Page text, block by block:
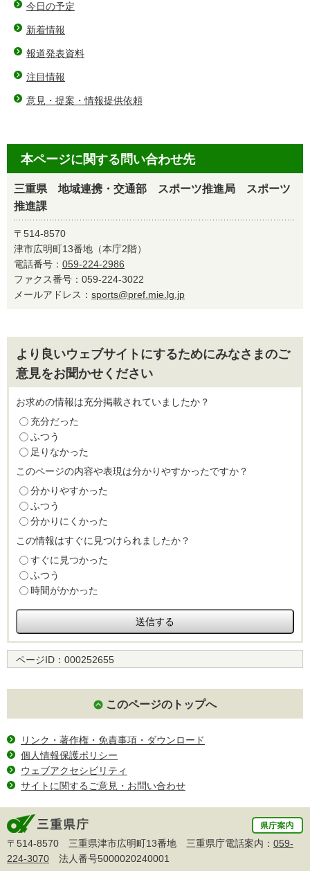
今日の予定
新着情報
報道発表資料
注目情報
意見・提案・情報提供依頼
本ページに関する問い合わせ先
三重県 地域連携・交通部 スポーツ推進局 スポーツ
推進課
〒514-8570
津市広明町13番地（本庁2階）
電話番号： 059-224-2986
ファクス番号：059-224-3022
メールアドレス： sports@pref.mie.lg.jp
より良いウェブサイトにするためにみなさまのご
意見をお聞かせください
お求めの情報は充分掲載されていましたか？
充分だった
ふつう
足りなかった
このページの内容や表現は分かりやすかったですか？
分かりやすかった
ふつう
分かりにくかった
この情報はすぐに見つけられましたか？
すぐに見つかった
ふつう
時間がかかった
ページID： 000252655
このページのトップへ
リンク・著作権・免責事項・ダウンロード
個人情報保護ポリシー
ウェブアクセシビリティ
サイトに関するご意見・お問い合わせ
〒514-8570 三重県津市広明町13番地 三重県庁電話案内： 059-
224-3070 法人番号5000020240001